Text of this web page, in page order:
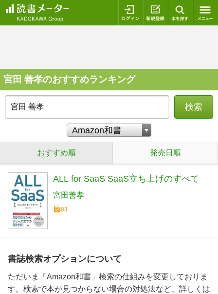
ログイン 新規登録
宮田 善孝のおすすめランキング
検索
おすすめ順 発売日順
ALL for SaaS SaaS立ち上げのすべて
宮田善孝
83
書誌検索オプションについて
ただいま「Amazon和書」検索の仕組みを変更しておりま
す。検索で本が見つからない場合の対処法など、詳しくは